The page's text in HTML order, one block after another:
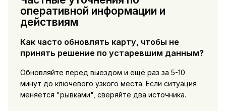
оперативной информации и
действиям
Как часто обновлять карту, чтобы не
принять решение по устаревшим данным?
Обновляйте перед выездом и ещё раз за 5-10
минут до ключевого узкого места. Если ситуация
меняется "рывками", сверяйте два источника.